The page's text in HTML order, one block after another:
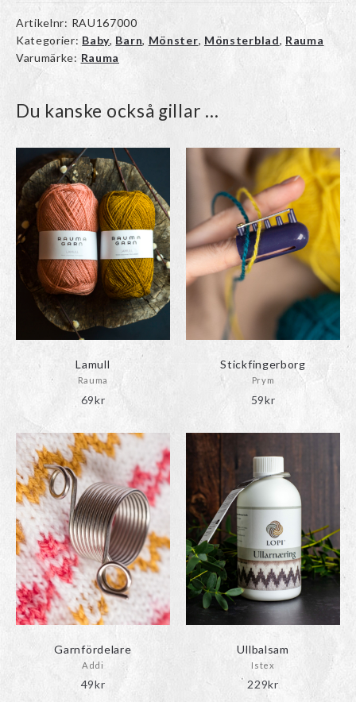
Artikelnr: RAU167000
Kategorier: Baby, Barn, Mönster, Mönsterblad, Rauma
Varumärke: Rauma
Du kanske också gillar …
Lamull
Rauma
69kr
Stickfingerborg
Prym
59kr
Garnfördelare
Addi
49kr
Ullbalsam
Istex
229kr